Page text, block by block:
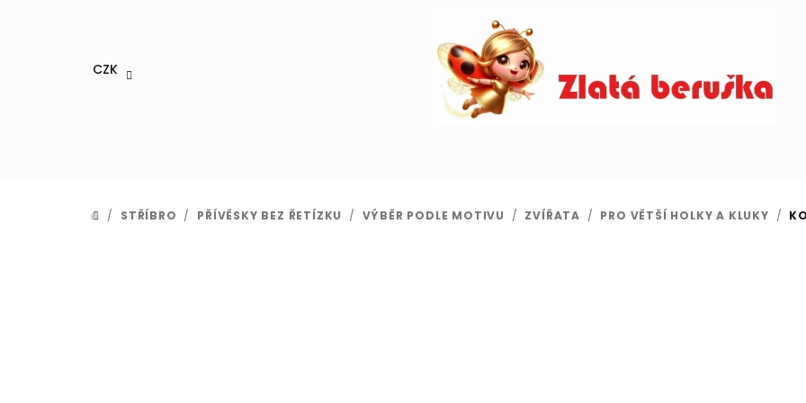
CZK
DOMŮ
/ STŘÍBRO / PŘÍVĚSKY BEZ ŘETÍZKU / VÝBĚR PODLE MOTIVU / ZVÍŘATA / PRO VĚTŠÍ HOLKY A KLUKY /